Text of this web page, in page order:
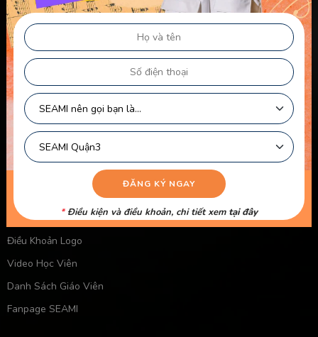
Chính sách & điều khoản
Thông Tin Chủ Sở Hữu Website
Điều Khoản Dành Cho Học Viên Và Gia Sư – Giảng Viên
Điều khoản Dành cho HLV-Giáo Viên
Chính Sách Sử Dụng Cookie
Chính Sách Bảo Mật
Chính Sách Quyền Riêng Tư
Liên kết nhanh
Chính Sách Bảo Mật Của Trẻ Em
Chính Sách Công Khai Của Giáo Viên
Điều Khoản Logo
Video Học Viên
Danh Sách Giáo Viên
Fanpage SEAMI
*Điều kiện và điều khoản, chi tiết xem tại đây